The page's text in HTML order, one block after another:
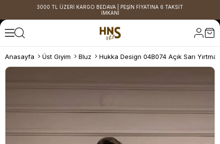
3000 TL ÜZERİ KARGO BEDAVA | PEŞİN FİYATINA 6 TAKSİT
İMKANI
Anasayfa Üst Giyim Bluz Hukka Design 04B074 Açık Sarı